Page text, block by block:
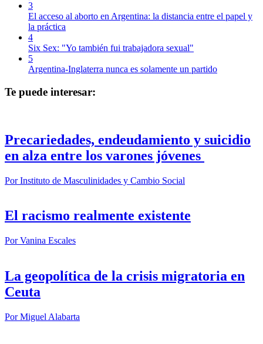
3
El acceso al aborto en Argentina: la distancia entre el papel y
la práctica
4
Six Sex: "Yo también fui trabajadora sexual"
5
Argentina-Inglaterra nunca es solamente un partido
Te puede interesar:
Precariedades, endeudamiento y suicidio
en alza entre los varones jóvenes
PorInstituto de Masculinidades y Cambio Social
El racismo realmente existente
PorVanina Escales
La geopolítica de la crisis migratoria en
Ceuta
PorMiguel Alabarta